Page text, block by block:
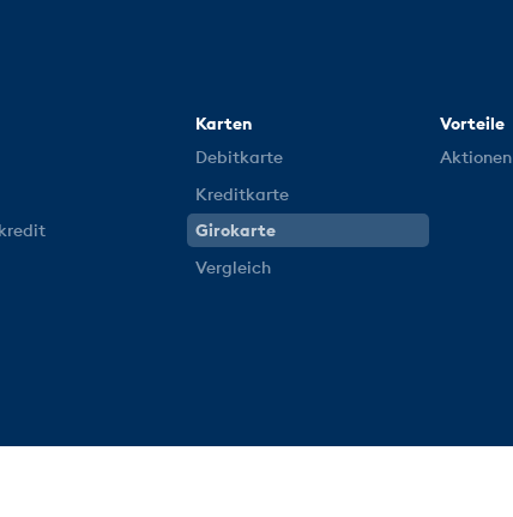
Karten
Debitkarte
Kreditkarte
Girokarte
Vergleich
Vorteile
Aktionen